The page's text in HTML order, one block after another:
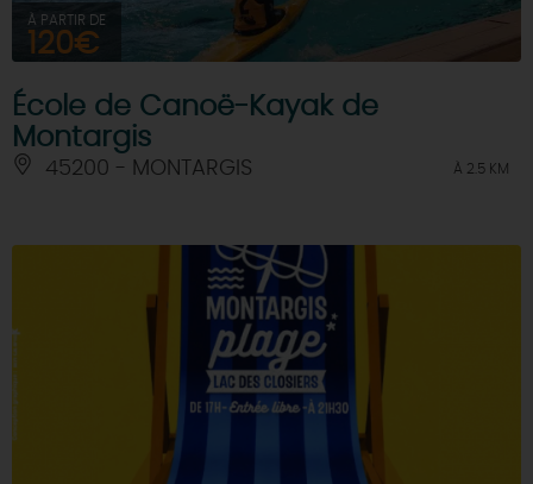
À PARTIR DE
120€
École de Canoë-Kayak de
Montargis
45200 - MONTARGIS À 2.5 KM